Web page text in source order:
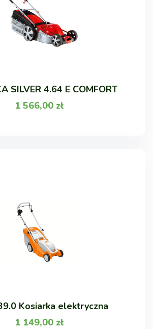
SILVER 4.64 E COMFORT
1 566,00 zł
Kosiarka elektryczna
1 149,00 zł